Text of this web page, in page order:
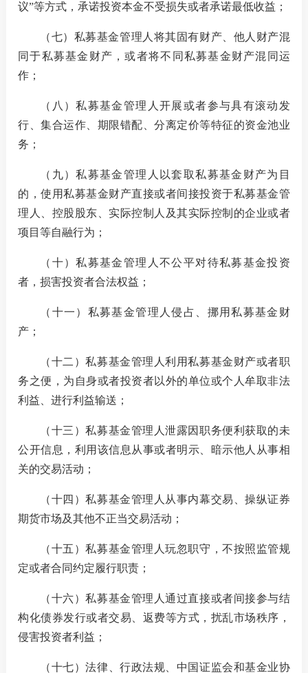
议”等方式，承诺投资本金不受损失或者承诺最低收益 ；
（七） 私募基金管理人将其固有财产、他人财产混
同于私募基金财产，或者将不同私募基金财产混同运
作 ；
（八）私募基金管理人开展或者参与具有滚动发
行、集合运作、期限错配、分离定价等特征的资金池业
务 ；
（九）私募基金管理人以套取私募基金财产为目
的，使用私募基金财产直接或者间接投资于私募基金管
理人、控股股东、实际控制人及其实际控制的企业或者
项目等自融行为 ；
（十）私募基金管理人不公平对待私募基金投资
者，损害投资者合法权益 ；
（十一） 私募基金管理人侵占、挪用私募基金财
产 ；
（十二）私募基金管理人利用私募基金财产或者职
务之便，为自身或者投资者以外的单位或个人牟取非法
利益、进行利益输送 ；
（十三）私募基金管理人泄露因职务便利获取的未
公开信息，利用该信息从事或者明示、暗示他人从事相
关的交易活动 ；
（十四）私募基金管理人从事内幕交易、操纵证券
期货市场及其他不正当交易活动 ；
（十五）私募基金管理人玩忽职守，不按照监管规
定或者合同约定履行职责 ；
（十六）私募基金管理人通过直接或者间接参与结
构化债券发行或者交易、返费等方式，扰乱市场秩序，
侵害投资者利益 ；
（十七）法律、行政法规、中国证监会和基金业协